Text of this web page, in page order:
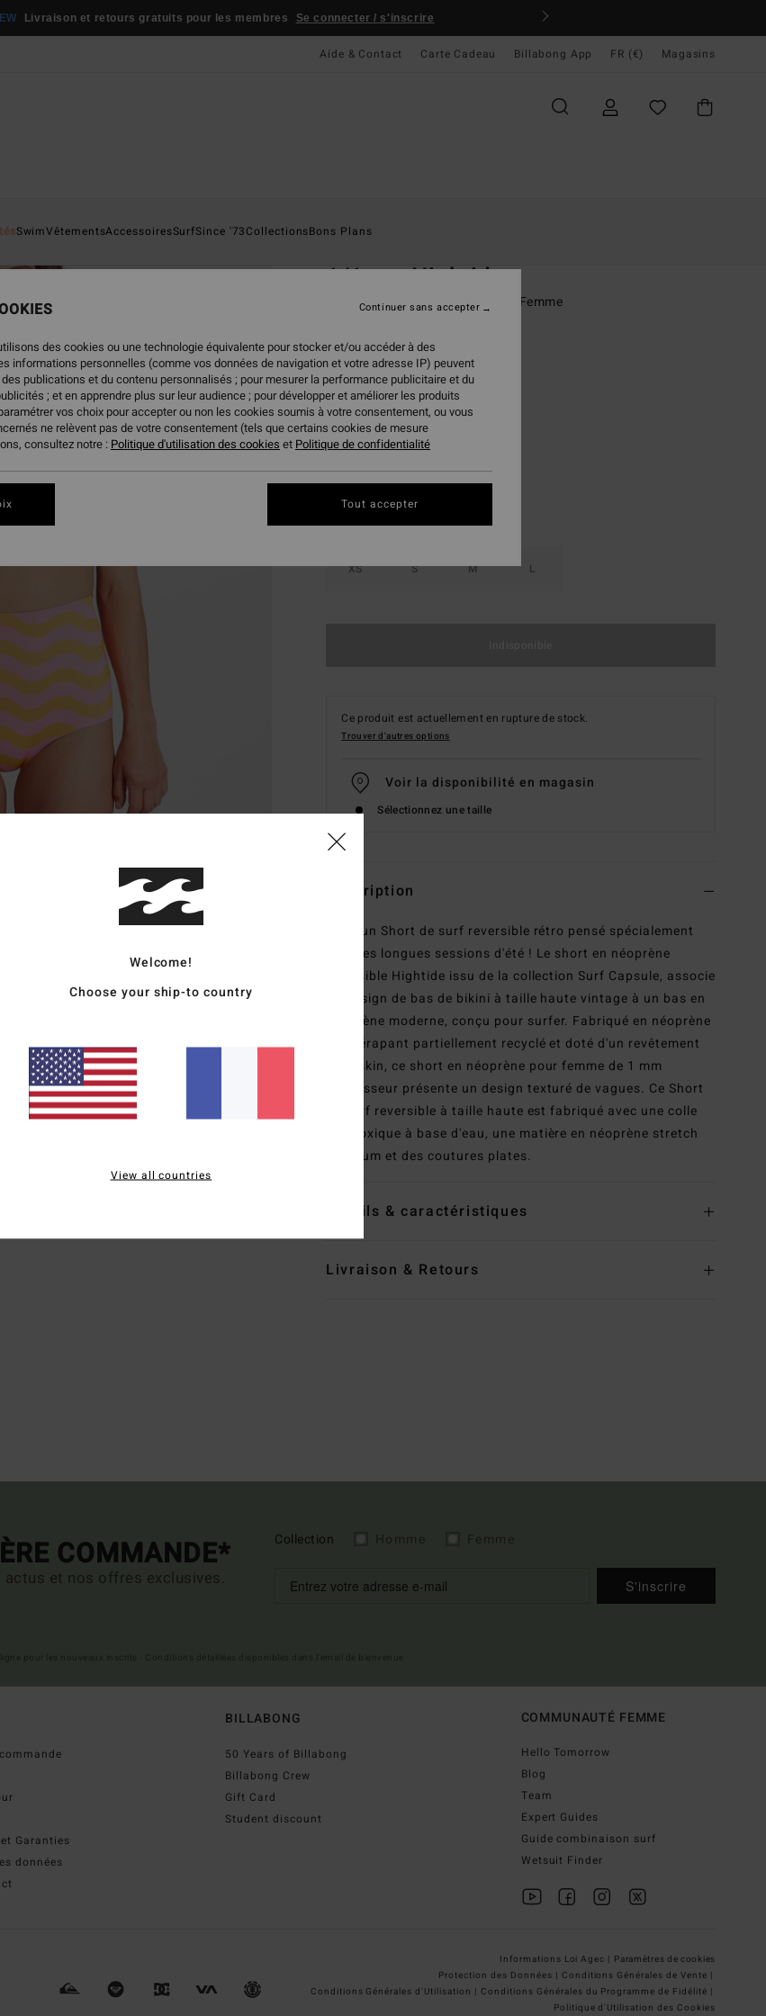
Livraison et retours gratuits pour les membres Se connecter / s'inscrire
Aide & Contact Carte Cadeau Billabong App FR (€) Magasins
SwimVêtementsAccessoiresSurfSince '73CollectionsBons Plans
1/1mm Hightide
Bas en néoprène réversible Bleu Femme
ECO-BONUS
59,95 €
CouleurTake A Trip
XS S M L
Ce produit est actuellement en rupture de stock.
Trouver d'autres options
Voir la disponibilité en magasin
Sélectionnez une taille
Description
Voici un Short de surf reversible rétro pensé spécialement
pour les longues sessions d'été ! Le short en néoprène
réversible Hightide issu de la collection Surf Capsule, associe
un design de bas de bikini à taille haute vintage à un bas en
néoprène moderne, conçu pour surfer. Fabriqué en néoprène
antidérapant partiellement recyclé et doté d'un revêtement
Glideskin, ce short en néoprène pour femme de 1 mm
d'épaisseur présente un design texturé de vagues. Ce Short
de surf reversible à taille haute est fabriqué avec une colle
non toxique à base d'eau, une matière en néoprène stretch
premium et des coutures plates.
Details & caractéristiques
Livraison & Retours
COMMANDE*
et nos offres exclusives.
Collection
S'inscrire
Garanties
données
BILLABONG
50 Years of Billabong
Billabong Crew
Gift Card
Student discount
COMMUNAUTÉ FEMME
Hello Tomorrow
Blog
Team
Expert Guides
Guide combinaison surf
Wetsuit Finder
Informations Loi Agec | Paramètres de cookies
Protection des Données | Conditions Générales de Vente |
Conditions Générales d'Utilisation | Conditions Générales du Programme de Fidélité |
Politique d'Utilisation des Cookies
Welcome!
Choose your ship-to country
View all countries
des cookies ou une technologie équivalente pour stocker et/ou accéder à des
informations personnelles (comme vos données de navigation et votre adresse IP) peuvent
publications et du contenu personnalisés ; pour mesurer la performance publicitaire et du
; et en apprendre plus sur leur audience ; pour développer et améliorer les produits
vos choix pour accepter ou non les cookies soumis à votre consentement, ou vous
ne relèvent pas de votre consentement (tels que certains cookies de mesure
consultez notre : Politique d'utilisation des cookies et Politique de confidentialité
Continuer sans accepter
Tout accepter